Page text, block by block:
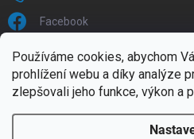
Používáme cookies, abychom
prohlížení webu a díky analýze
zlepšovali jeho funkce, výkon a
Facebook
FACEBOOK